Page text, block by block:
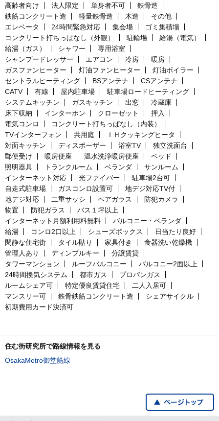
高齢者向け
法人限定 単身者不可
鉄骨造
鉄筋コンクリート造
軽量鉄骨造 木造
その他
エレベータ
24時間緊急対応 集会場
ゴミ集積場
コンクリート打ちっぱなし（外観）
駐輪場
給湯（電気）
給湯（ガス）
シャワー
専用浴室
シャンプードレッサー
エアコン 冷房
暖房
ガスファンヒーター
灯油ファンヒーター
灯油ボイラー
セントラルヒーティング
BSアンテナ
CSアンテナ
CATV
有線 屋内駐車場
駐車場ロードヒーティング
システムキッチン
ガスキッチン 出窓
冷蔵庫
床下収納
インターホン クローゼット
押入
電気コンロ
コンクリート打ちっぱなし（内装）
TVインターフォン
共用庭
ＩＨクッキングヒータ
対面キッチン
ディスポーザー 浴室TV
独立洗面台
郵便受け
暖房便座 温水洗浄暖房便座
ベッド
照明器具
トランクルーム ベランダ
サンルーム
インターネット対応
光ファイバー
駐車場2台可
自走式駐車場
ガスコンロ設置可
地デジ対応TV付
地デジ対応
二重サッシ ペアガラス
防犯カメラ
物置
防犯ガラス
バス１坪以上
インターネット月額利用料無料
バルコニー・ベランダ
給湯
コンロ2口以上 シューズボックス
日当たり良好
閑静な住宅街
タイル貼り 家具付き
食器洗い乾燥機
管理人あり
ディンプルキー
分譲賃貸
タワーマンション
ルーフバルコニー
バルコニー2面以上
24時間換気システム
都市ガス
プロパンガス
ルームシェア可
特定優良賃貸住宅
二人入居可
マンスリー可
鉄骨鉄筋コンクリート造
シェアサイクル
初期費用カード決済可
住む街研究所で路線情報を見る
OsakaMetro御堂筋線